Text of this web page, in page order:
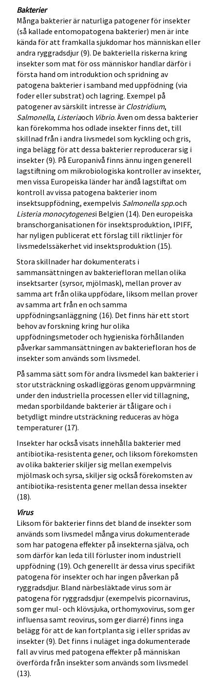
Bakterier
Många bakterier är naturliga patogener för insekter
(så kallade entomopatogena bakterier) men är inte
kända för att framkalla sjukdomar hos människan eller
andra ryggradsdjur (9). De bakteriella riskerna kring
insekter som mat för oss människor handlar därför i
första hand om introduktion och spridning av
patogena bakterier i samband med uppfödning (via
foder eller substrat) och lagring. Exempel på
patogener av särskilt intresse är Clostridium,
Salmonella, Listeriaoch Vibrio. Även om dessa bakterier
kan förekomma hos odlade insekter finns det, till
skillnad från i andra livsmedel som kyckling och gris,
inga belägg för att dessa bakterier reproducerar sig i
insekter (9). På Europanivå finns ännu ingen generell
lagstiftning om mikrobiologiska kontroller av insekter,
men vissa Europeiska länder har ändå lagstiftat om
kontroll av vissa patogena bakterier inom
insektsuppfödning, exempelvis Salmonella spp.och
Listeria monocytogenesi Belgien (14). Den europeiska
branschorganisationen för insektsproduktion, IPIFF,
har nyligen publicerat ett förslag till riktlinjer för
livsmedelssäkerhet vid insektsproduktion (15).
Stora skillnader har dokumenterats i
sammansättningen av bakteriefloran mellan olika
insektsarter (syrsor, mjölmask), mellan prover av
samma art från olika uppfödare, liksom mellan prover
av samma art från en och samma
uppfödningsanläggning (16). Det finns här ett stort
behov av forskning kring hur olika
uppfödningsmetoder och hygieniska förhållanden
påverkar sammansättningen av bakteriefloran hos de
insekter som används som livsmedel.
På samma sätt som för andra livsmedel kan bakterier i
stor utsträckning oskadliggöras genom uppvärmning
under den industriella processen eller vid tillagning,
medan sporbildande bakterier är tåligare och i
betydligt mindre utsträckning reduceras av höga
temperaturer (17).
Insekter har också visats innehålla bakterier med
antibiotika-resistenta gener, och liksom förekomsten
av olika bakterier skiljer sig mellan exempelvis
mjölmask och syrsa, skiljer sig också förekomsten av
antibiotika-resistenta gener mellan dessa insekter
(18).
Virus
Liksom för bakterier finns det bland de insekter som
används som livsmedel många virus dokumenterade
som har patogena effekter på insekterna själva, och
som därför kan leda till förluster inom industriell
uppfödning (19). Och generellt är dessa virus specifikt
patogena för insekter och har ingen påverkan på
ryggradsdjur. Bland närbesläktade virus som är
patogena för ryggradsdjur (exempelvis picornavirus,
som ger mul- och klövsjuka, orthomyxovirus, som ger
influensa samt reovirus, som ger diarré) finns inga
belägg för att de kan fortplanta sig i eller spridas av
insekter (9). Det finns i nuläget inga dokumenterade
fall av virus med patogena effekter på människan
överförda från insekter som används som livsmedel
(13).